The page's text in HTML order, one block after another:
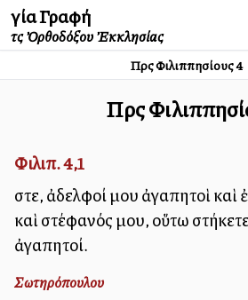
Ἁγία Γραφή
τῆς Ὀρθοδόξου Ἐκκλησίας
Πρὸς Φιλιππησίους4
Πρὸς
Φιλιπ. 4,1
Ὥστε, ἀδελφοί μου ἀγαπητοὶ
καὶ στέφανός μου, οὕτω
ἀγαπητοί.
Σωτηρόπουλου